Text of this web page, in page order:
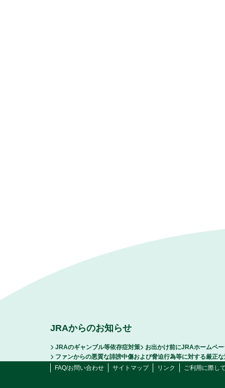
JRAからのお知らせ
JRAのギャンブル等依存症対策
お出かけ前にJRAホームペ
ファンからの悪質な誹謗中傷および脅迫行為等に対する厳正
FAQ/お問い合わせ
サイトマップ リンク ご利用に際し